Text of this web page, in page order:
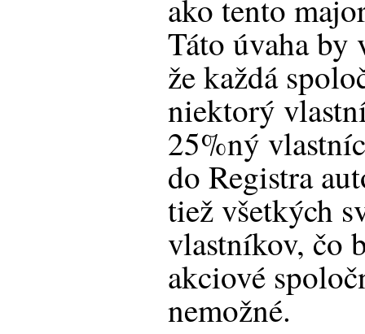
ako tento
Táto úvaha by
že každá
niektorý
25%ný
do Registra
tiež všetkých
vlastníkov, čo
akciové
nemožné.